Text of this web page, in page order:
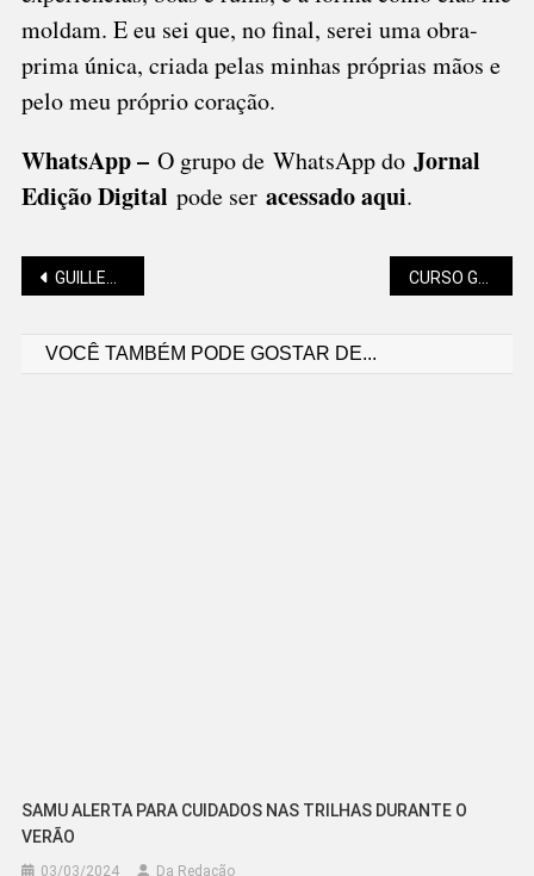
moldam. E eu sei que, no final, serei uma obra-
prima única, criada pelas minhas próprias mãos e
pelo meu próprio coração.
WhatsApp – O grupo de WhatsApp doJornal
Edição Digital pode ser acessado aqui.
Navegação
GUILLERME SLOMINSKY (“FRAGUIMENTOS”): A METAMORFOSE DE FRANZ KAFKA
VOCÊ TAMBÉM PODE GOSTAR DE...
SAMU ALERTA PARA CUIDADOS NAS TRILHAS DURANTE O
VERÃO
03/03/2024 Da Redação